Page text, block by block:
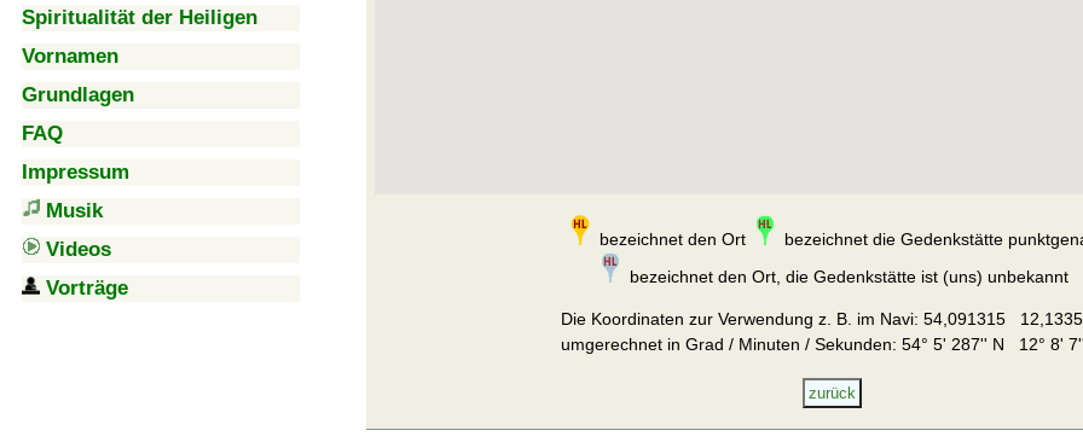
Spiritualität der Heiligen
Vornamen
Grundlagen
FAQ
Impressum
Musik
Videos
Vorträge
bezeichnet den Ort
bezeichnet die Gedenkstätte
bezeichnet den Ort, die Gedenkstätte ist (uns) unbekannt
Die Koordinaten zur Verwendung z. B. im Navi: 54,091315
umgerechnet in Grad / Minuten / Sekunden: 54° 5' 287'' N 12° 8'